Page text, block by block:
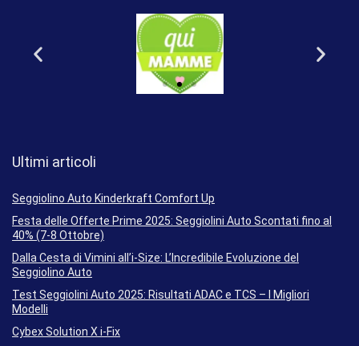
Ultimi articoli
Seggiolino Auto Kinderkraft Comfort Up
Festa delle Offerte Prime 2025: Seggiolini Auto Scontati fino al
40% (7-8 Ottobre)
Dalla Cesta di Vimini all’i-Size: L’Incredibile Evoluzione del
Seggiolino Auto
Test Seggiolini Auto 2025: Risultati ADAC e TCS – I Migliori
Modelli
Cybex Solution X i-Fix